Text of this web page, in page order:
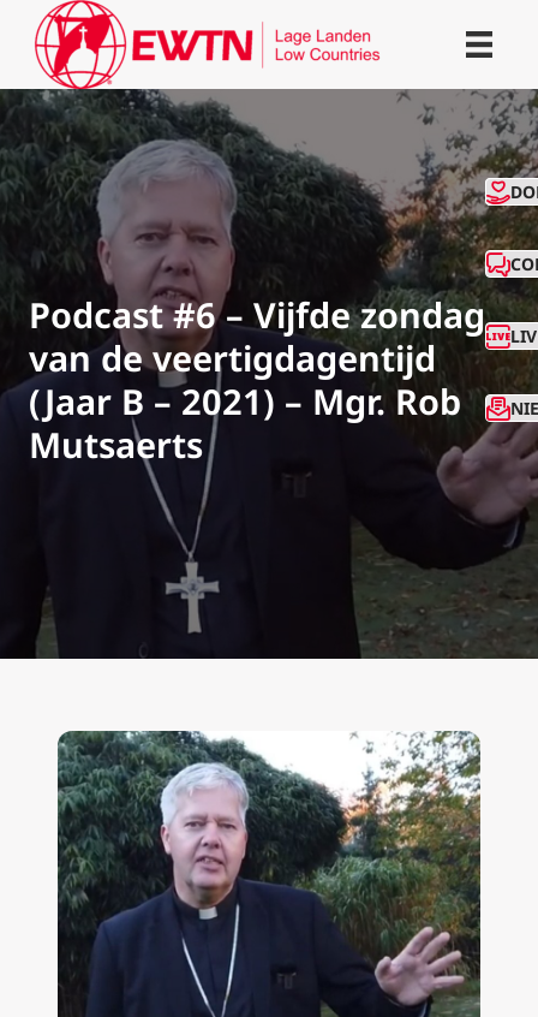
Podcast #6 – Vijfde zondag
van de veertigdagentijd
(Jaar B – 2021) – Mgr. Rob
Mutsaerts